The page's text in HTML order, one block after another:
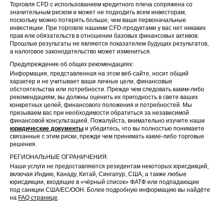
Торговля CFD с использованием кредитного плеча сопряжена со
значительным риском и может не подходить всем инвесторам,
поскольку можно потерять больше, чем ваши первоначальные
инвестиции. При торговле нашими CFD-продуктами у вас нет никаких
прав или обязательств в отношении базовых финансовых активов.
Прошлые результаты не являются показателем будущих результатов,
а налоговое законодательство может измениться.
Предупреждение об общих рекомендациях:
Информация, представленная на этом веб-сайте, носит общий
характер и не учитывает ваши личные цели, финансовые
обстоятельства или потребности. Прежде чем следовать каким-либо
рекомендациям, вы должны оценить их пригодность в свете ваших
конкретных целей, финансового положения и потребностей. Мы
призываем вас при необходимости обратиться за независимой
финансовой консультацией. Пожалуйста, внимательно изучите наши
юридические документы и убедитесь, что вы полностью понимаете
связанные с этим риски, прежде чем принимать какие-либо торговые
решения.
РЕГИОНАЛЬНЫЕ ОГРАНИЧЕНИЯ:
Наши услуги не предоставляются резидентам некоторых юрисдикций,
включая Индию, Канаду, Китай, Сингапур, США, а также любые
юрисдикции, входящие в «чёрный список» ФАТФ или подпадающие
под санкции США/ЕС/ООН. Более подробную информацию вы найдёте
на FAQ странице.